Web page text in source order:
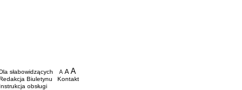
- Oświata Częstochowa
dodatkowe
słabowidzących A pomniejsz czcionkę
A standardowy rozmiar czcionki
A
Biuletynu
Kontakt
Instrukcja obsługi